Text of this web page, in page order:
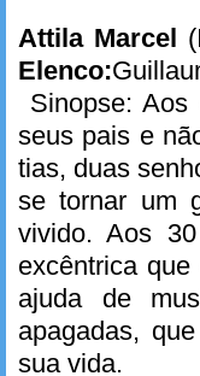
Attila Marcel
Elenco:
Sinopse:
seus pais e
tias, duas
se tornar um
vivido. Aos
excêntrica
ajuda de
apagadas,
sua vida.